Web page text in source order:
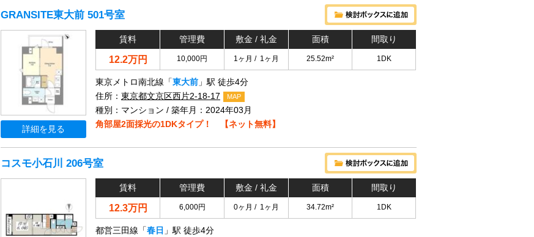
GRANSITE東大前 501号室
詳細を見る
賃料 管理費 敷金 / 礼金 面積 間取り
12.2万円 10,000円 1ヶ月 / 1ヶ月 25.52m² 1DK
東京メトロ南北線「 東大前 」駅 徒歩4分
住所： 東京都文京区西片2-18-17 MAP
種別：マンション / 築年月：2024年03月
角部屋2面採光の1DKタイプ！ 【ネット無料】
コスモ小石川 206号室
賃料 管理費 敷金 / 礼金 面積 間取り
12.3万円 6,000円 0ヶ月 / 1ヶ月 34.72m² 1DK
都営三田線「 春日 」駅 徒歩4分